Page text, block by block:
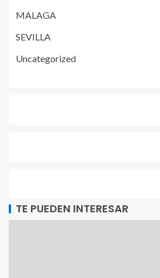
MALAGA
SEVILLA
Uncategorized
TE PUEDEN INTERESAR